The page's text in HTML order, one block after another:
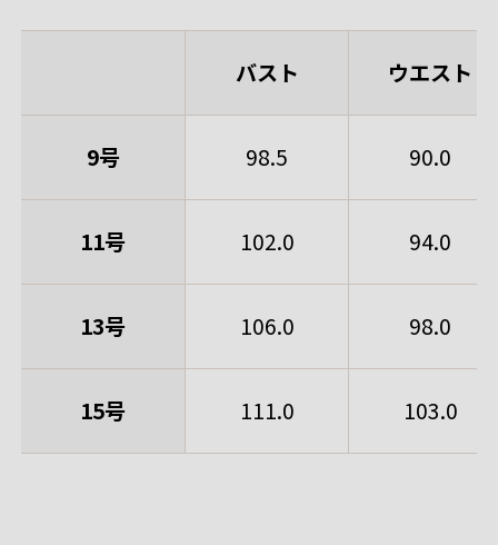
バスト ウエスト
9号 98.5 90.0
11号 102.0 94.0
13号 106.0 98.0
15号 111.0 103.0